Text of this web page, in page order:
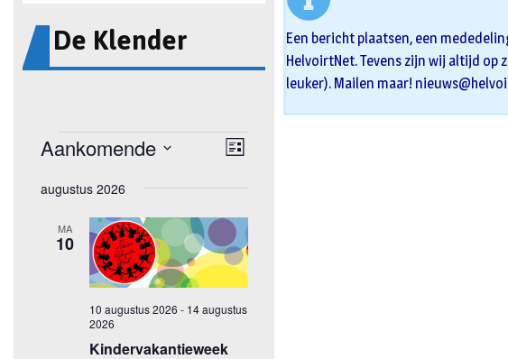
De Klender
Een bericht plaatsen, een
HelvoirtNet. Tevens zijn wij altijd op
leuker). Mailen maar!